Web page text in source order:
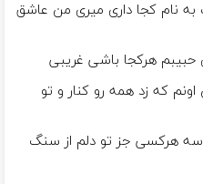
به نام کجا داری میری من عاشق
حبیبم هرکجا باشی غریبی
که زد همه رو کنار و تو‌
هرکسی جز تو دلم از سنگ